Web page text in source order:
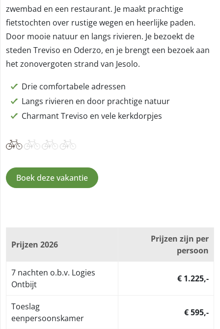
zwembad en een restaurant. Je maakt prachtige
fietstochten over rustige wegen en heerlijke paden.
Door mooie natuur en langs rivieren. Je bezoekt de
steden Treviso en Oderzo, en je brengt een bezoek aan
het zonovergoten strand van Jesolo.
Drie comfortabele adressen
Langs rivieren en door prachtige natuur
Charmant Treviso en vele kerkdorpjes
Boek deze vakantie
Prijzen 2026
Prijzen zijn per
persoon
7 nachten o.b.v. Logies
Ontbijt
€ 1.225,-
Toeslag
eenpersoonskamer
€ 595,-